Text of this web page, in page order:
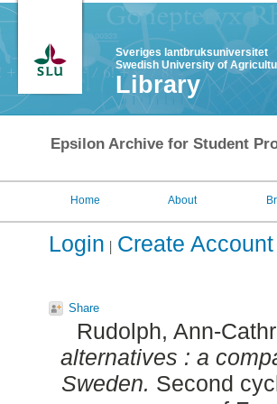
Sveriges lantbruksuniversitet
Swedish University of
Library
Epsilon Archive for Student
Home About
Login Create Account
Share
Rudolph, Ann-
alternatives : a
Sweden. Second